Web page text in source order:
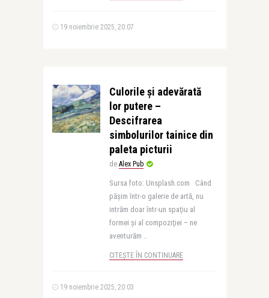
19 noiembrie 2025, 20:07
Culorile și adevărată
lor putere –
Descifrarea
simbolurilor tainice din
paleta picturii
de Alex Pub
Sursa foto: Unsplash.com Când
păşim într-o galerie de artă, nu
intrăm doar într-un spaţiu al
formei şi al compoziţiei – ne
aventurăm ..
CITEȘTE ÎN CONTINUARE
19 noiembrie 2025, 20:03